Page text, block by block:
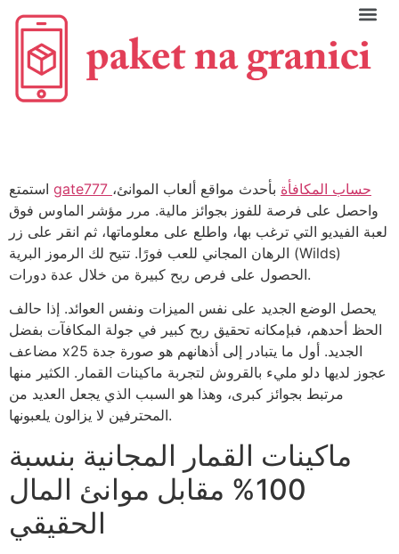
gate777 حساب المكافأة بأحدث مواقع ألعاب الموانئ،
واحصل على فرصة للفوز بجوائز مالية. مرر مؤشر الماوس فوق
لعبة الفيديو التي ترغب بها، واطلع على معلوماتها، ثم انقر على زر
الرهان المجاني للعب فورًا. تتيح لك الرموز البرية (Wilds)
الحصول على فرص ربح كبيرة من خلال عدة دورات.
يحصل الوضع الجديد على نفس الميزات ونفس العوائد. إذا حالف
الحظ أحدهم، فبإمكانه تحقيق ربح كبير في جولة المكافآت بفضل
مضاعف x25 الجديد. أول ما يتبادر إلى أذهانهم هو صورة جدة
عجوز لديها دلو مليء بالقروش لتجربة ماكينات القمار. الكثير منها
مرتبط بجوائز كبرى، وهذا هو السبب الذي يجعل العديد من
المحترفين لا يزالون يلعبونها.
ماكينات القمار المجانية بنسبة
100% مقابل موانئ المال
الحقيقي